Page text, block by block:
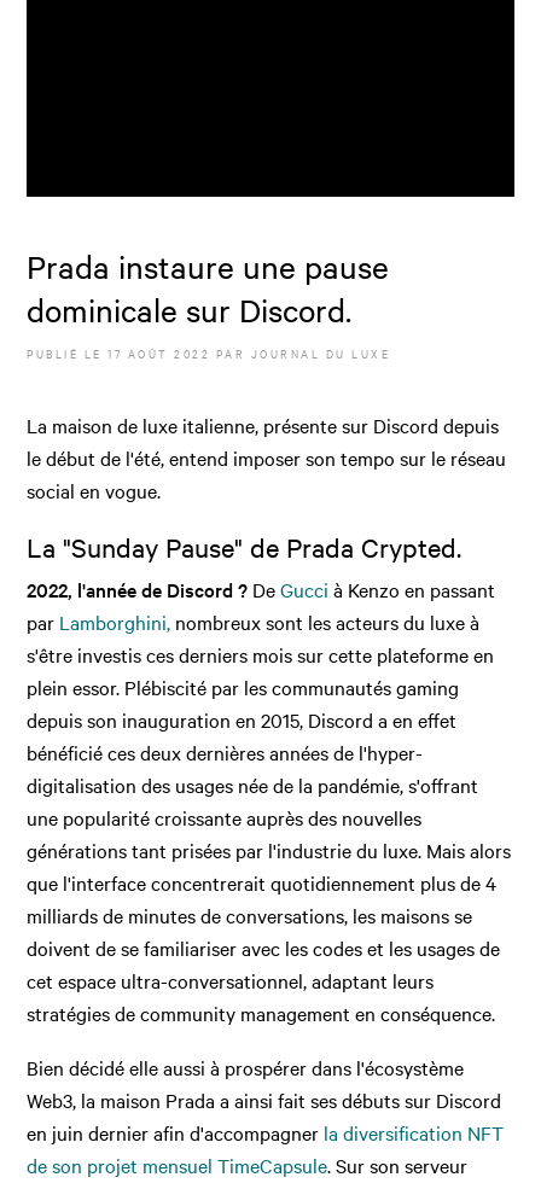
Prada instaure une pause
dominicale sur Discord.
PUBLIÉ LE17 AOÛT 2022 PAR JOURNAL DU LUXE
La maison de luxe italienne, présente sur Discord depuis
le début de l'été, entend imposer son tempo sur le réseau
social en vogue.
La "Sunday Pause" de Prada Crypted.
2022, l'année de Discord ? DeGucci à Kenzo en passant
par Lamborghini, nombreux sont les acteurs du luxe à
s'être investis ces derniers mois sur cette plateforme en
plein essor. Plébiscité par les communautés gaming
depuis son inauguration en 2015, Discord a en effet
bénéficié ces deux dernières années de l'hyper-
digitalisation des usages née de la pandémie, s'offrant
une popularité croissante auprès des nouvelles
générations tant prisées par l'industrie du luxe. Mais alors
que l'interface concentrerait quotidiennement plus de 4
milliards de minutes de conversations, les maisons se
doivent de se familiariser avec les codes et les usages de
cet espace ultra-conversationnel, adaptant leurs
stratégies de community management en conséquence.
Bien décidé elle aussi à prospérer dans l'écosystème
Web3, la maison Prada a ainsi fait ses débuts sur Discord
en juin dernier afin d'accompagner la diversification NFT
de son projet mensuel TimeCapsule. Sur son serveur